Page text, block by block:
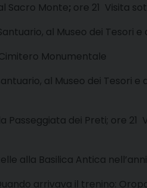
Sacro Monte; ore 21 Visita
al Museo dei Tesori
Monumentale
al Museo dei Tesori
Passeggiata dei Preti; ore
alla Basilica Antica
arrivava il trenino: